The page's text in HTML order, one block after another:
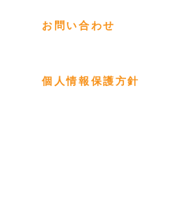
お問い合わせ
個人情報保護方針